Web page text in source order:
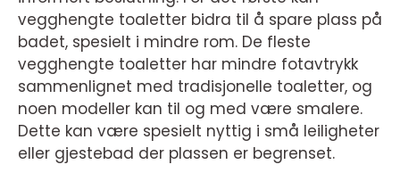
vegghengte toaletter bidra til å spare plass på
badet, spesielt i mindre rom. De fleste
vegghengte toaletter har mindre fotavtrykk
sammenlignet med tradisjonelle toaletter, og
noen modeller kan til og med være smalere.
Dette kan være spesielt nyttig i små leiligheter
eller gjestebad der plassen er begrenset.